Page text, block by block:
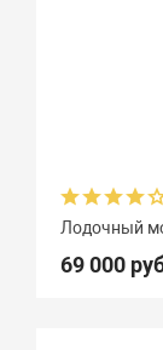
Лодочный
69 000